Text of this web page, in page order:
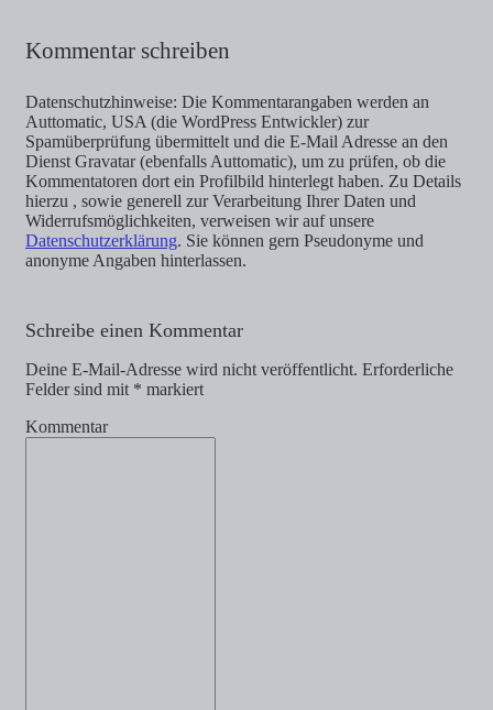
Kommentar schreiben
Datenschutzhinweise: Die Kommentarangaben werden an
Auttomatic, USA (die WordPress Entwickler) zur
Spamüberprüfung übermittelt und die E-Mail Adresse an den
Dienst Gravatar (ebenfalls Auttomatic), um zu prüfen, ob die
Kommentatoren dort ein Profilbild hinterlegt haben. Zu Details
hierzu , sowie generell zur Verarbeitung Ihrer Daten und
Widerrufsmöglichkeiten, verweisen wir auf unsere
Datenschutzerklärung. Sie können gern Pseudonyme und
anonyme Angaben hinterlassen.
Schreibe einen Kommentar
Deine E-Mail-Adresse wird nicht veröffentlicht. Erforderliche
Felder sind mit * markiert
Kommentar